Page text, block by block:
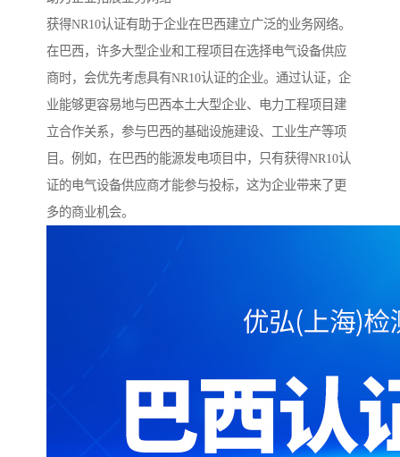
获得NR10认证有助于企业在巴西建立广泛的业务网络。
在巴西，许多大型企业和工程项目在选择电气设备供应
商时，会优先考虑具有NR10认证的企业。通过认证，企
业能够更容易地与巴西本土大型企业、电力工程项目建
立合作关系，参与巴西的基础设施建设、工业生产等项
目。例如，在巴西的能源发电项目中，只有获得NR10认
证的电气设备供应商才能参与投标，这为企业带来了更
多的商业机会。